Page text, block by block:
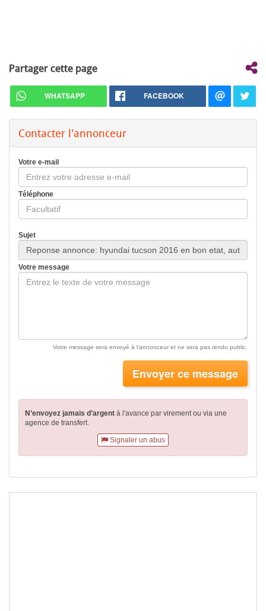
Partager cette page
WHATSAPP FACEBOOK
Contacter l'annonceur
Votre e-mail
Téléphone
Sujet
Votre message
Votre message sera envoyé à l'annonceur et ne sera pas rendu public.
Envoyer ce message
N’envoyez jamais d’argent à l'avance par virementou via une
agence de transfert.
Signaler un abus